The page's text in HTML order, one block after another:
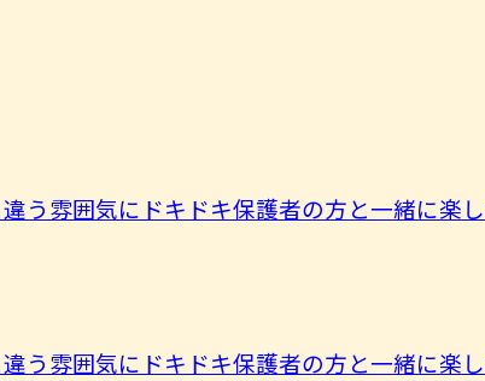
う雰囲気にドキドキ保護者の方と一緒に楽
う雰囲気にドキドキ保護者の方と一緒に楽